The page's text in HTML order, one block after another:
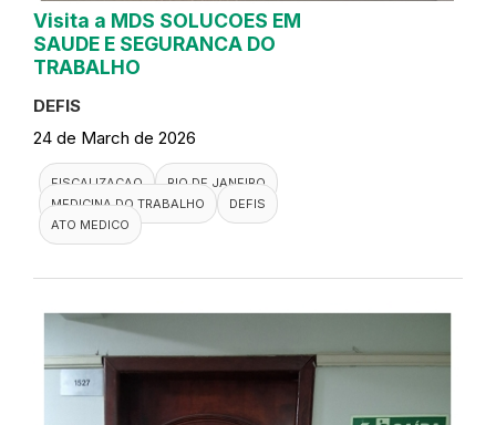
Visita a MDS SOLUCOES EM
SAUDE E SEGURANCA DO
TRABALHO
DEFIS
24 de March de 2026
FISCALIZACAO
RIO DE JANEIRO
MEDICINA DO TRABALHO
DEFIS
ATO MEDICO